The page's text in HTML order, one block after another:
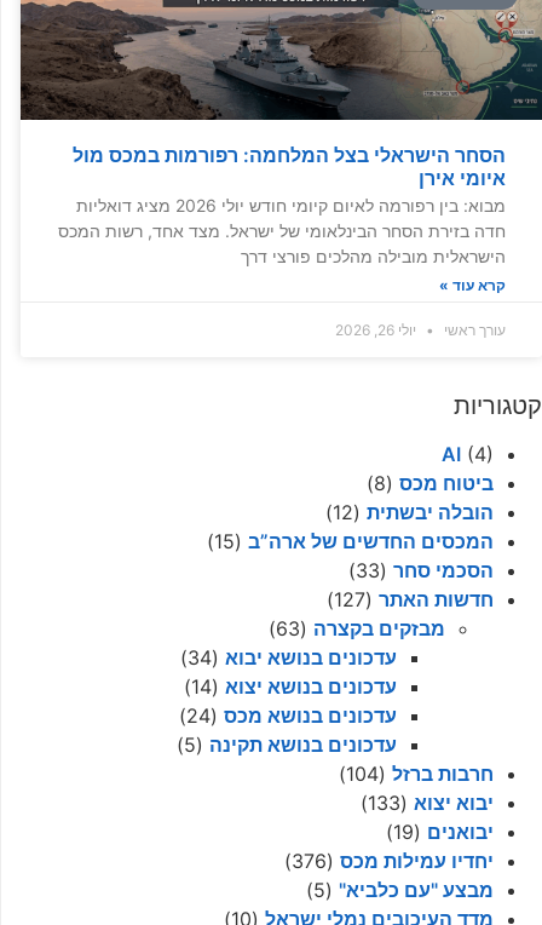
הסחר הישראלי בצל המלחמה: רפורמות במכס מול
איומי אירן
מבוא: בין רפורמה לאיום קיומי חודש יולי 2026 מציג דואליות
חדה בזירת הסחר הבינלאומי של ישראל. מצד אחד, רשות המכס
הישראלית מובילה מהלכים פורצי דרך
קרא עוד »
עורך ראשי יולי 26, 2026
קטגוריות
AI (4)
ביטוח מכס (8)
הובלה יבשתית (12)
המכסים החדשים של ארה”ב (15)
הסכמי סחר (33)
חדשות האתר (127)
מבזקים בקצרה (63)
עדכונים בנושא יבוא (34)
עדכונים בנושא יצוא (14)
עדכונים בנושא מכס (24)
עדכונים בנושא תקינה (5)
חרבות ברזל (104)
יבוא יצוא (133)
יבואנים (19)
יחדיו עמילות מכס (376)
מבצע "עם כלביא" (5)
מדד העיכובים נמלי ישראל (10)